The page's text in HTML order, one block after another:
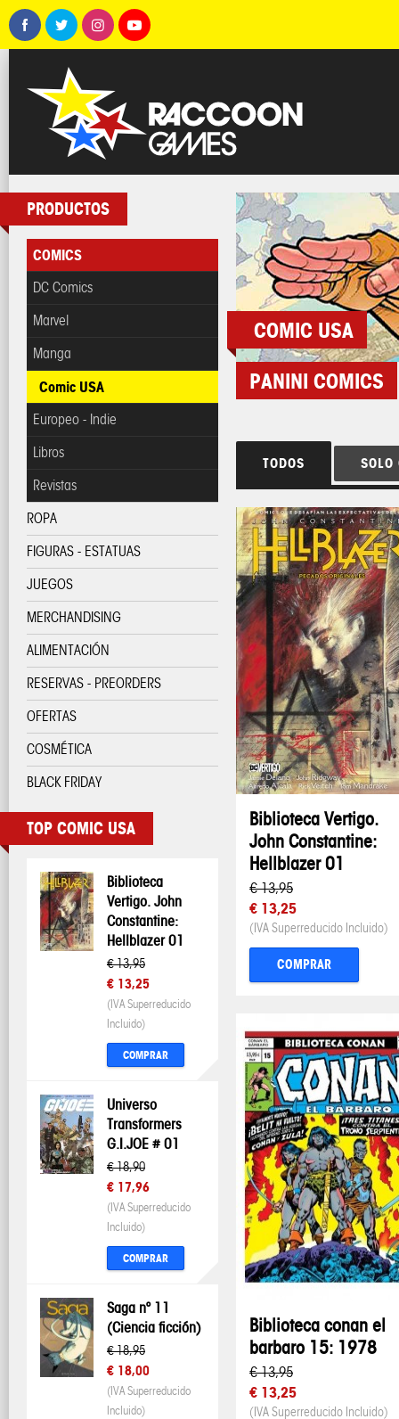
PRODUCTOS
COMICS
DC Comics
Marvel
Manga
Comic USA
Europeo - Indie
Libros
Revistas
ROPA
FIGURAS - ESTATUAS
JUEGOS
MERCHANDISING
ALIMENTACIÓN
RESERVAS - PREORDERS
OFERTAS
COSMÉTICA
BLACK FRIDAY
TOP COMIC USA
Biblioteca
Vertigo. John
Constantine:
Hellblazer 01
€ 13,95
€ 13,25
(IVA Superreducido
Incluido)
COMPRAR
Universo
Transformers
G.I.JOE # 01
€ 18,90
€ 17,96
(IVA Superreducido
Incluido)
COMPRAR
Saga nº 11
(Ciencia ficción)
€ 18,95
€ 18,00
(IVA Superreducido
Incluido)
COMIC USA
PANINI COMICS
TODOS SOLO
Biblioteca Vertigo.
John Constantine:
Hellblazer 01
€ 13,95
€ 13,25
(IVA Superreducido Incluido)
COMPRAR
Biblioteca conan el
barbaro 15: 1978
€ 13,95
€ 13,25
(IVA Superreducido Incluido)